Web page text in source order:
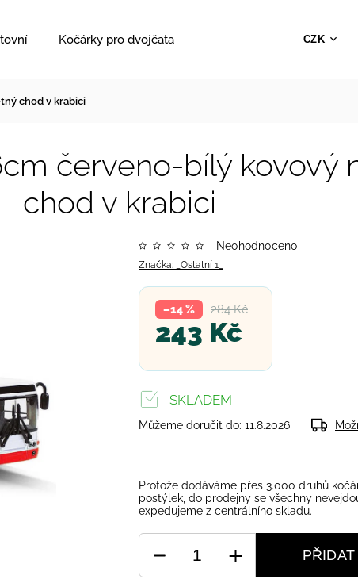
CZK
Kočárky pro dvojčata Hračky
chod v krabici
červeno-bílý kovový
chod v krabici
Značka: _Ostatní 1_
Neohodnoceno
284 Kč
–14 %
243 Kč
SKLADEM
Můžeme doručit do: 11.8.2026
Protože dodáváme přes 3.000 druhů
postýlek, do prodejny se všechny
expedujeme z centrálního skladu.